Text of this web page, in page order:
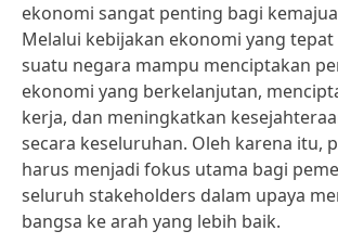
ekonomi sangat penting bagi
Melalui kebijakan ekonomi yang
suatu negara mampu menciptakan
ekonomi yang berkelanjutan,
kerja, dan meningkatkan
secara keseluruhan. Oleh karena itu,
harus menjadi fokus utama bagi
seluruh stakeholders dalam upaya
bangsa ke arah yang lebih baik.